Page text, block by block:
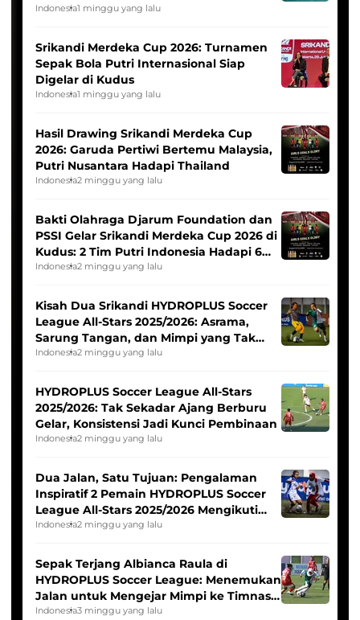
League
Indonesia1 minggu yang lalu
Srikandi Merdeka Cup 2026: Turnamen
Sepak Bola Putri Internasional Siap
Digelar di Kudus
Indonesia1 minggu yang lalu
Hasil Drawing Srikandi Merdeka Cup
2026: Garuda Pertiwi Bertemu Malaysia,
Putri Nusantara Hadapi Thailand
Indonesia2 minggu yang lalu
Bakti Olahraga Djarum Foundation dan
PSSI Gelar Srikandi Merdeka Cup 2026 di
Kudus: 2 Tim Putri Indonesia Hadapi 6
Tim Asia
Indonesia2 minggu yang lalu
Kisah Dua Srikandi HYDROPLUS Soccer
League All-Stars 2025/2026: Asrama,
Sarung Tangan, dan Mimpi yang Tak
Pernah Padam
Indonesia2 minggu yang lalu
HYDROPLUS Soccer League All-Stars
2025/2026: Tak Sekadar Ajang Berburu
Gelar, Konsistensi Jadi Kunci Pembinaan
Indonesia2 minggu yang lalu
Dua Jalan, Satu Tujuan: Pengalaman
Inspiratif 2 Pemain HYDROPLUS Soccer
League All-Stars 2025/2026 Mengikuti
Seleksi Timnas Indonesia Putri
Indonesia2 minggu yang lalu
Sepak Terjang Albianca Raula di
HYDROPLUS Soccer League: Menemukan
Jalan untuk Mengejar Mimpi ke Timnas
Indonesia Putri
Indonesia3 minggu yang lalu